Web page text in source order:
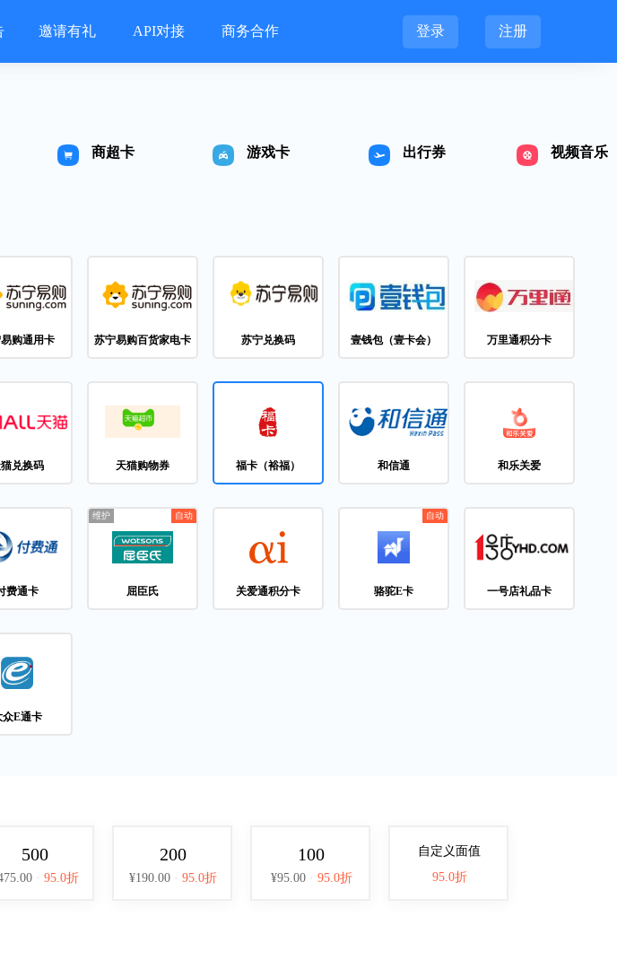
邀请有礼 API对接 商务合作 登录 注册
商超卡 游戏卡 出行券 视频音乐
购通用卡 苏宁易购百货家电卡 苏宁兑换码 壹钱包（壹卡会） 万里通积分卡
兑换码 天猫购物券 福卡（裕福） 和信通 和乐关爱
费通卡 屈臣氏 关爱通积分卡 骆驼E卡 一号店礼品卡
众E通卡
500
· 95.0折
200
¥190.00 · 95.0折
100
¥95.00 · 95.0折
自定义面值
95.0折